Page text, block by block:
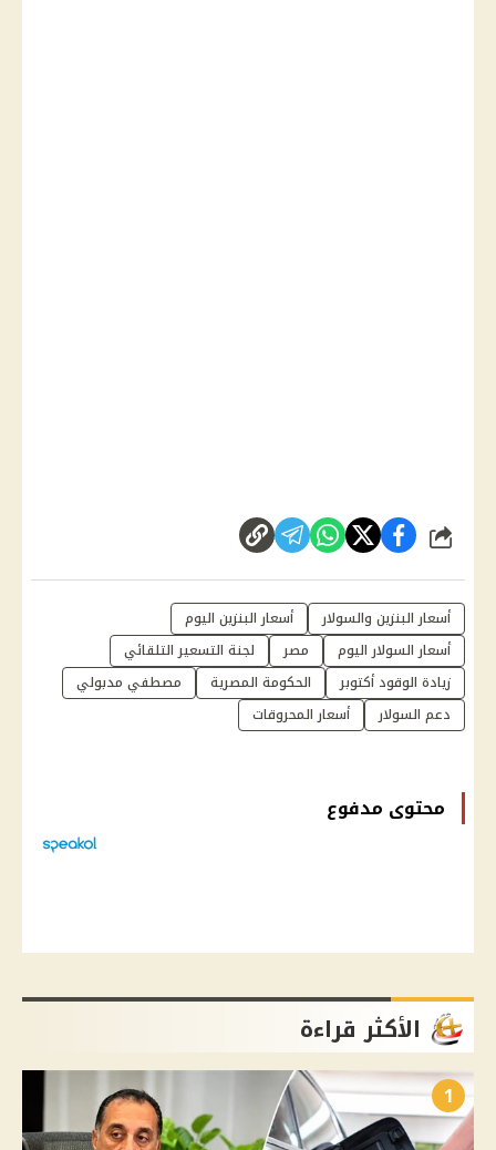
شارك
أسعار البنزين والسولار
أسعار البنزين اليوم
أسعار السولار اليوم
مصر
لجنة التسعير التلقائي
زيادة الوقود أكتوبر
الحكومة المصرية
مصطفي مدبولي
دعم السولار
أسعار المحروقات
محتوى مدفوع
الأكثر قراءة
1